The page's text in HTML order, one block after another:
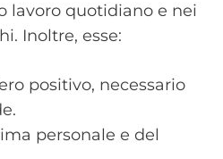
lavoro quotidiano e nei
Inoltre, esse:
positivo, necessario
personale e del